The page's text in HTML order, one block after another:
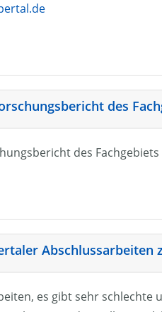
des
des
Abschlussarbeiten
es gibt sehr